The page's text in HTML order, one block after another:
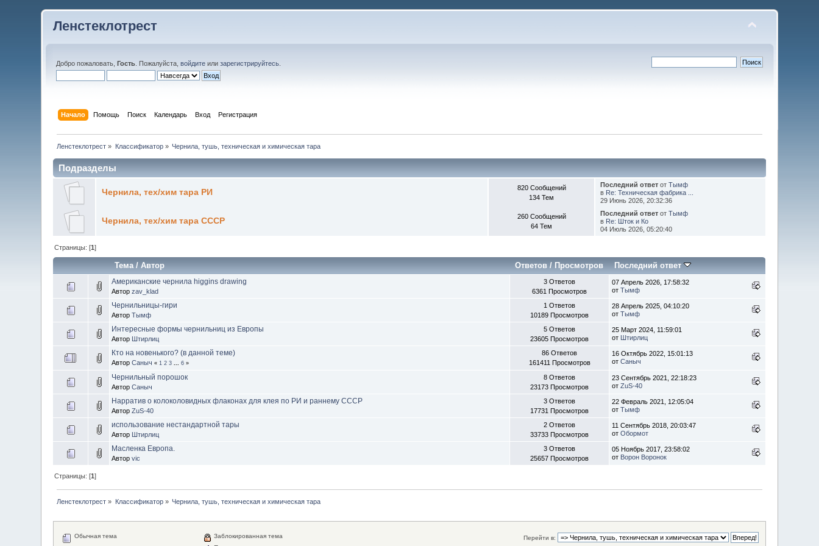
Ленстеклотрест
Добро пожаловать,Гость . Пожалуйста,войдите илизарегистрируйтесь
Начало Помощь Поиск Календарь Вход Регистрация
Ленстеклотрест » Классификатор» Чернила, тушь, техническая и химическая тара
Подразделы
Чернила, тех/хим тара РИ
820 Сообщений
134 Тем
Последний ответот Тымф
в Re: Техническая фабрика ...
29 Июнь 2026, 20:32:36
Чернила, тех/хим тара СССР
260 Сообщений
64 Тем
Последний ответот Тымф
в Re: Шток и Ко
04 Июль 2026, 05:20:40
Страницы: [1]
Тема/Автор Ответов / Просмотров Последний ответ
Американские чернила higgins drawing
Авторzav_klad
3 Ответов
6361 Просмотров
07 Апрель 2026, 17:58:32
отТымф
Чернильницы-гири
АвторТымф
1 Ответов
10189 Просмотров
28 Апрель 2025, 04:10:20
отТымф
Интересные формы чернильниц из Европы
Автор Штирлиц
5 Ответов
23605 Просмотров
25 Март 2024, 11:59:01
от Штирлиц
Кто на новенького? (в данной теме)
АвторСаныч «1 2 3 ...6 »
86 Ответов
161411 Просмотров
16 Октябрь 2022, 15:01:13
отСаныч
Чернильный порошок
АвторСаныч
8 Ответов
23173 Просмотров
23 Сентябрь 2021, 22:18:23
отZuS-40
Нарратив о колоколовидных флаконах для клея по РИ и раннему СССР
АвторZuS-40
3 Ответов
17731 Просмотров
22 Февраль 2021, 12:05:04
отТымф
использование нестандартной тары
Автор Штирлиц
2 Ответов
33733 Просмотров
11 Сентябрь 2018, 20:03:47
отОбормот
Масленка Европа.
Авторvic
3 Ответов
25657 Просмотров
05 Ноябрь 2017, 23:58:02
от Ворон Воронок
Страницы: [1]
Ленстеклотрест » Классификатор» Чернила, тушь, техническая и химическая тара
Перейти в:
Обычная тема
Заблокированная тема